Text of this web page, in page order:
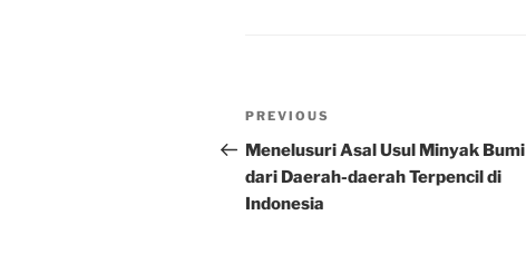
Post
navigation
Previous
Post
PREVIOUS
Menelusuri Asal Usul Minyak Bumi
dari Daerah-daerah Terpencil di
Indonesia